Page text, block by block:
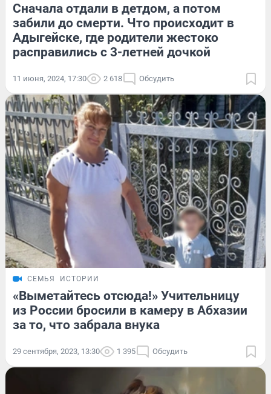
Сначала отдали в детдом, а потом
забили до смерти. Что происходит в
Адыгейске, где родители жестоко
расправились с 3-летней дочкой
11 июня, 2024, 17:30 2 618 Обсудить
СЕМЬЯ ИСТОРИИ
«Выметайтесь отсюда!» Учительницу
из России бросили в камеру в Абхазии
за то, что забрала внука
29 сентября, 2023, 13:30 1 395 Обсудить